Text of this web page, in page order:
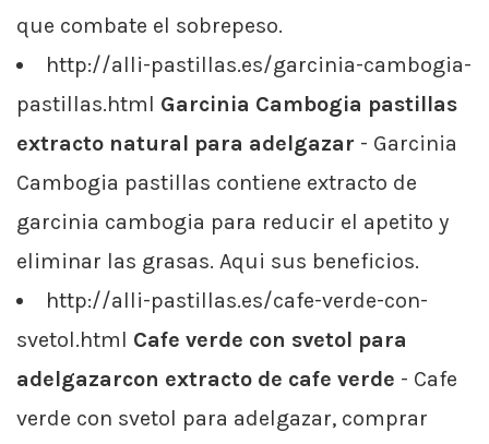
que combate el sobrepeso.
http://alli-pastillas.es/garcinia-cambogia-
pastillas.html Garcinia Cambogia pastillas
extracto natural para adelgazar - Garcinia
Cambogia pastillas contiene extracto de
garcinia cambogia para reducir el apetito y
eliminar las grasas. Aqui sus beneficios.
http://alli-pastillas.es/cafe-verde-con-
svetol.html Cafe verde con svetol para
adelgazarcon extracto de cafe verde - Cafe
verde con svetol para adelgazar, comprar